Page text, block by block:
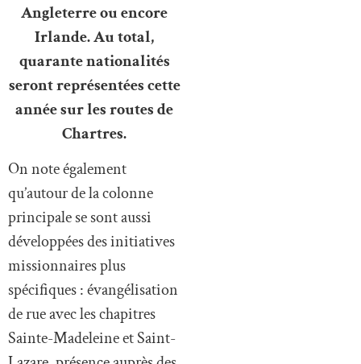
Angleterre ou encore
Irlande. Au total,
quarante nationalités
seront représentées cette
année sur les routes de
Chartres.
On note également
qu’autour de la colonne
principale se sont aussi
développées des initiatives
missionnaires plus
spécifiques : évangélisation
de rue avec les chapitres
Sainte-Madeleine et Saint-